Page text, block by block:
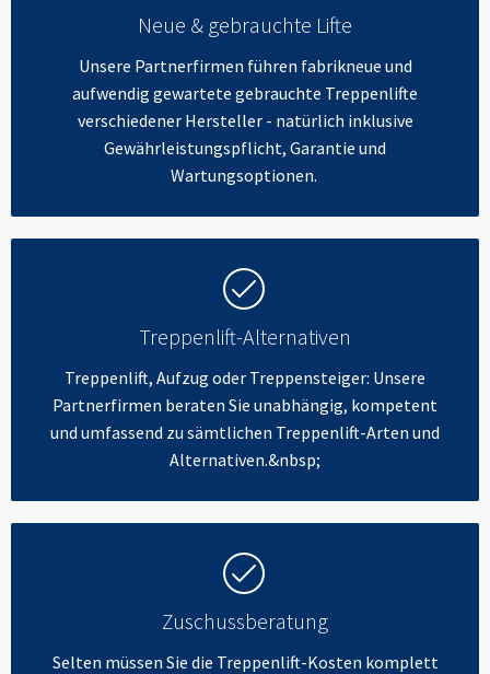
Neue & gebrauchte Lifte
Unsere Partnerfirmen führen fabrikneue und
aufwendig gewartete gebrauchte Treppenlifte
verschiedener Hersteller - natürlich inklusive
Gewährleistungspflicht, Garantie und
Wartungsoptionen.
Treppenlift-Alternativen
Treppenlift, Aufzug oder Treppensteiger: Unsere
Partnerfirmen beraten Sie unabhängig, kompetent
und umfassend zu sämtlichen Treppenlift-Arten und
Alternativen.&nbsp;
Zuschussberatung
Selten müssen Sie die Treppenlift-Kosten komplett